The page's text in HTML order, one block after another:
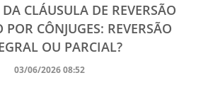
CLÁUSULA DE REVERSÃO
CÔNJUGES: REVERSÃO
OU PARCIAL?
03/06/2026 08:52